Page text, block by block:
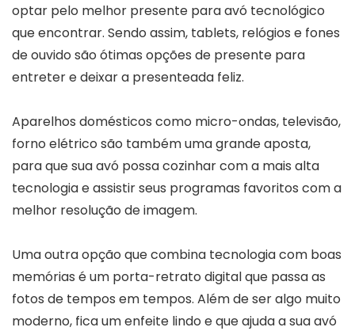
optar pelo melhor presente para avó tecnológico
que encontrar. Sendo assim, tablets, relógios e fones
de ouvido são ótimas opções de presente para
entreter e deixar a presenteada feliz.
Aparelhos domésticos como micro-ondas, televisão,
forno elétrico são também uma grande aposta,
para que sua avó possa cozinhar com a mais alta
tecnologia e assistir seus programas favoritos com a
melhor resolução de imagem.
Uma outra opção que combina tecnologia com boas
memórias é um porta-retrato digital que passa as
fotos de tempos em tempos. Além de ser algo muito
moderno, fica um enfeite lindo e que ajuda a sua avó